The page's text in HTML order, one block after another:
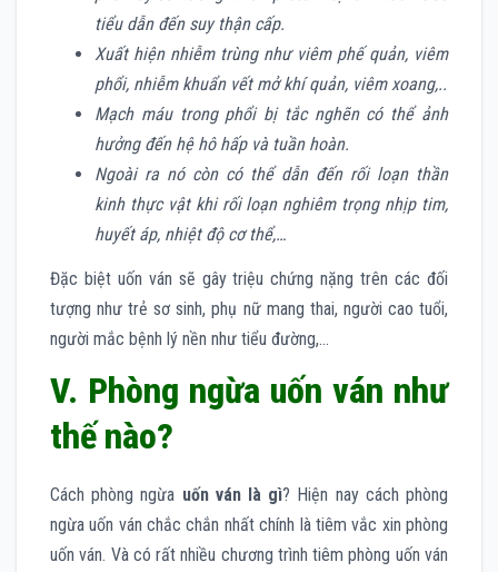
tiểu dẫn đến suy thận cấp.
Xuất hiện nhiễm trùng như viêm phế quản, viêm
phổi, nhiễm khuẩn vết mở khí quản, viêm xoang,..
Mạch máu trong phổi bị tắc nghẽn có thể ảnh
hưởng đến hệ hô hấp và tuần hoàn.
Ngoài ra nó còn có thể dẫn đến rối loạn thần
kinh thực vật khi rối loạn nghiêm trọng nhịp tim,
huyết áp, nhiệt độ cơ thể,…
Đặc biệt uốn ván sẽ gây triệu chứng nặng trên các đối
tượng như trẻ sơ sinh, phụ nữ mang thai, người cao tuổi,
người mắc bệnh lý nền như tiểu đường,…
V. Phòng ngừa uốn ván như
thế nào?
Cách phòng ngừa uốn ván là gì? Hiện nay cách phòng
ngừa uốn ván chắc chắn nhất chính là tiêm vắc xin phòng
uốn ván. Và có rất nhiều chương trình tiêm phòng uốn ván